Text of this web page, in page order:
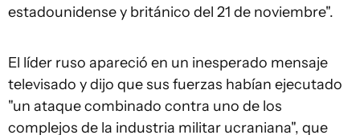
estadounidense y británico del 21 de noviembre".
El líder ruso apareció en un inesperado mensaje
televisado y dijo que sus fuerzas habían ejecutado
"un ataque combinado contra uno de los
complejos de la industria militar ucraniana", que